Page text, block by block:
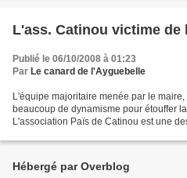
L'ass. Catinou victime de
Publié le 06/10/2008 à 01:23
Par Le canard de l'Ayguebelle
L'équipe majoritaire menée par le
beaucoup de dynamisme pour étouffer
L'association Païs de Catinou est une
Hébergé par Overblog